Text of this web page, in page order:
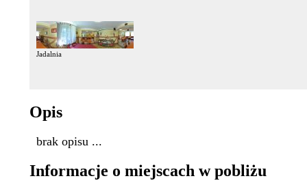
Jadalnia
Opis
brak opisu ...
Informacje o miejscach w pobliżu